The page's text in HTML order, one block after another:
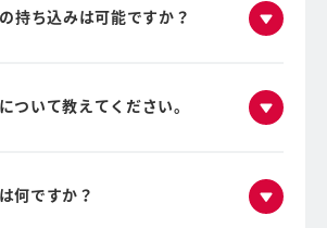
持ち込みは可能ですか？
ついて教えてください。
何ですか？